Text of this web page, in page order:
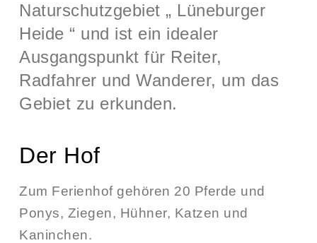
Naturschutzgebiet „ Lüneburger
Heide “ und ist ein idealer
Ausgangspunkt für Reiter,
Radfahrer und Wanderer, um das
Gebiet zu erkunden.
Der Hof
Zum Ferienhof gehören 20 Pferde und
Ponys, Ziegen, Hühner, Katzen und
Kaninchen.